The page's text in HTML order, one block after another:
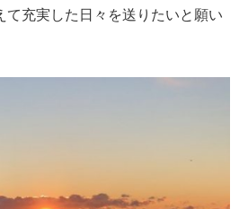
て充実した日々を送りたいと願い